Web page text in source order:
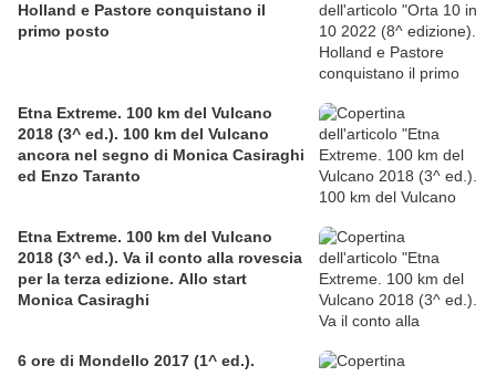
Holland e Pastore conquistano il
primo posto
Etna Extreme. 100 km del Vulcano
2018 (3^ ed.). 100 km del Vulcano
ancora nel segno di Monica Casiraghi
ed Enzo Taranto
Etna Extreme. 100 km del Vulcano
2018 (3^ ed.). Va il conto alla rovescia
per la terza edizione. Allo start
Monica Casiraghi
6 ore di Mondello 2017 (1^ ed.).